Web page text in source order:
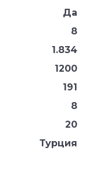
Да
8
1.834
1200
191
8
20
Турция